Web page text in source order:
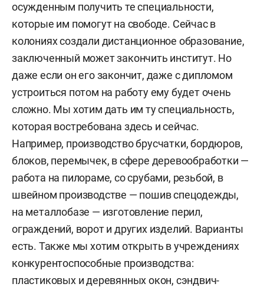
осужденным получить те специальности,
которые им помогут на свободе. Сейчас в
колониях создали дистанционное образование,
заключенный может закончить институт. Но
даже если он его закончит, даже с дипломом
устроиться потом на работу ему будет очень
сложно. Мы хотим дать им ту специальность,
которая востребована здесь и сейчас.
Например, производство брусчатки, бордюров,
блоков, перемычек, в сфере деревообработки —
работа на пилораме, со срубами, резьбой, в
швейном производстве — пошив спецодежды,
на металлобазе — изготовление перил,
ограждений, ворот и других изделий. Варианты
есть. Также мы хотим открыть в учреждениях
конкурентоспособные производства:
пластиковых и деревянных окон, сэндвич-